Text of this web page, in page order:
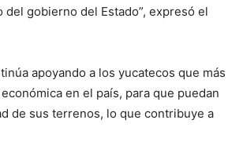
gobierno del Estado”, expresó el
apoyando a los yucatecos que más
en el país, para que puedan
de sus terrenos, lo que contribuye a